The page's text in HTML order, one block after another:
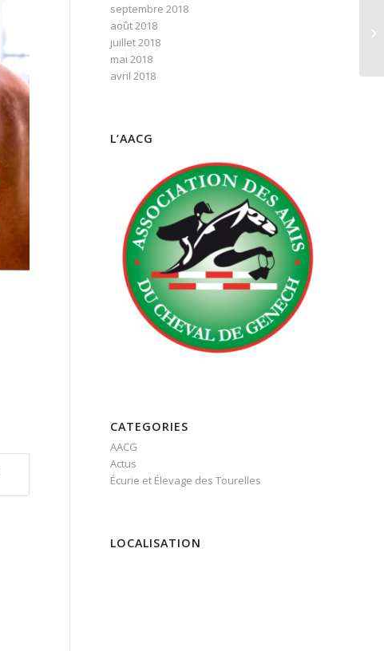
septembre 2018
août 2018
juillet 2018
mai 2018
avril 2018
L’AACG
CATEGORIES
AACG
Actus
Écurie et Élevage des Tourelles
LOCALISATION